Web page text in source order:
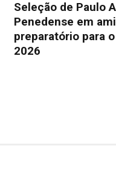
Seleção de Paulo
Penedense em
preparatório para
2026